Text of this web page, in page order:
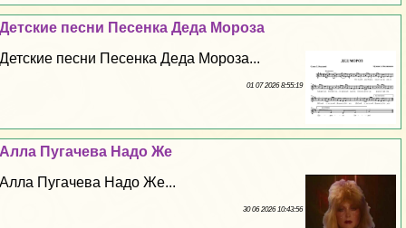
Детские песни Песенка Деда Мороза
Детские песни Песенка Деда Мороза...
01 07 2026 8:55:19
Алла Пугачева Надо Же
Алла Пугачева Надо Же...
30 06 2026 10:43:56